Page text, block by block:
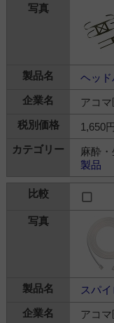
ヘッド
アコ
1,650円
麻酔
製品
スパ
アコ